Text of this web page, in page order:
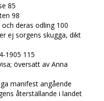
85
98
deras odling 100
ej sorgens skugga, dikt
1905 115
översatt av Anna
manifest angående
återställande i landet